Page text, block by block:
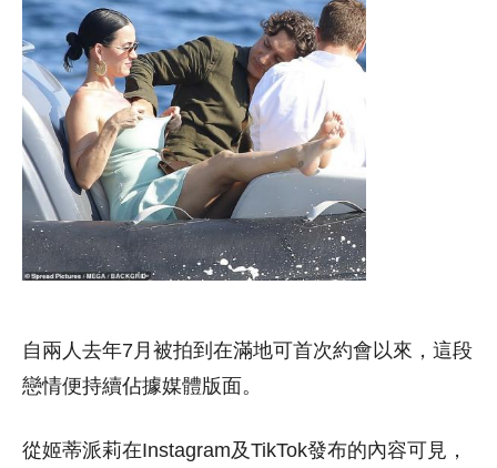
自兩人去年7月被拍到在滿地可首次約會以來，這段
戀情便持續佔據媒體版面。
從姬蒂派莉在Instagram及TikTok發布的內容可見，